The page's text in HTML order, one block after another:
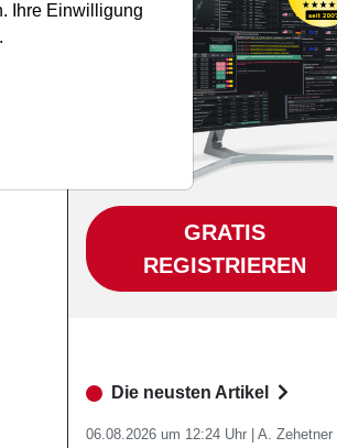
GRATIS
REGISTRIEREN
Die neusten Artikel
06.08.2026 um 12:24 Uhr | A. Zehetner
Ihre Einwilligung